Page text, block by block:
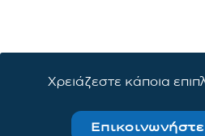
Χρειάζεστε κάποια